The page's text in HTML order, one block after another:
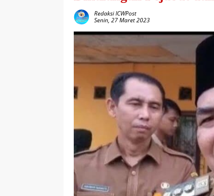
Redaksi ICWPost
Senin, 27 Maret 2023